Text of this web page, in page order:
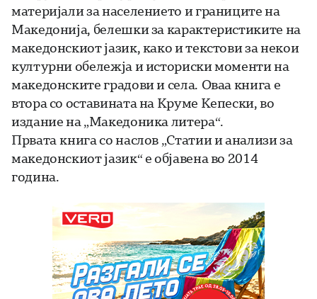
материјали за населението и границите на
Македонија, белешки за карактеристиките на
македонскиот јазик, како и текстови за некои
културни обележја и историски моменти на
македонските градови и села. Оваа книга е
втора со оставината на Круме Кепески, во
издание на „Македоника литера“.
Првата книга со наслов „Статии и анализи за
македонскиот јазик“ е објавена во 2014
година.